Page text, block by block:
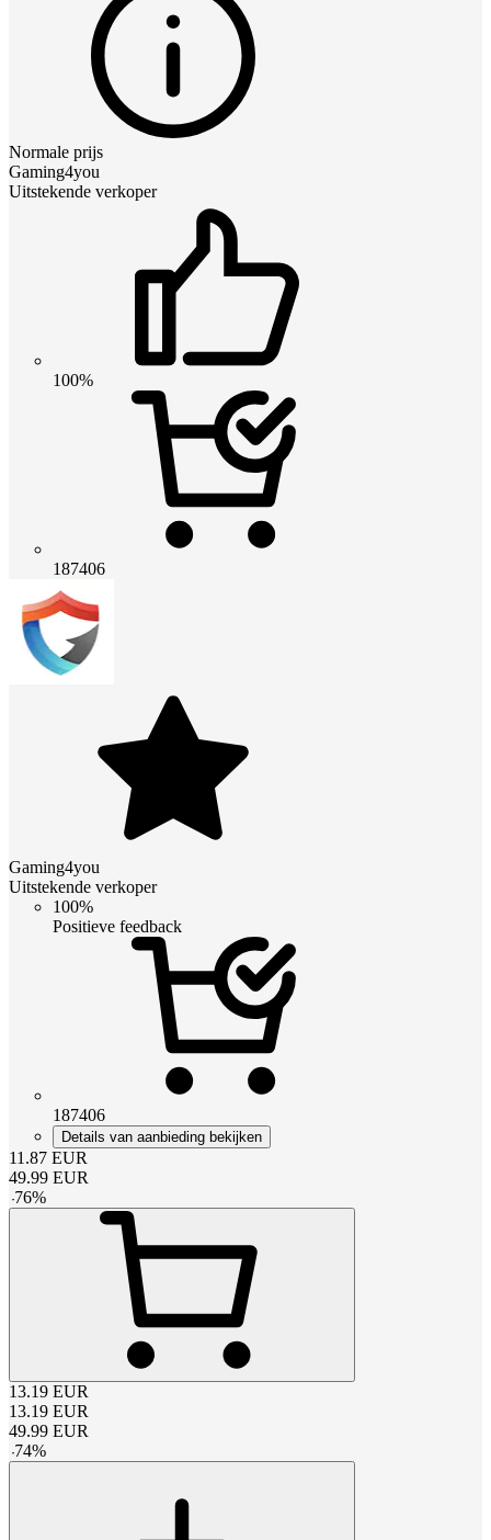
Normale prijs
Gaming4you
Uitstekende verkoper
100%
187406
Gaming4you
Uitstekende verkoper
100%
Positieve feedback
187406
Details van aanbieding bekijken
11.87 EUR
49.99 EUR
-76%
13.19 EUR
13.19 EUR
49.99 EUR
-74%